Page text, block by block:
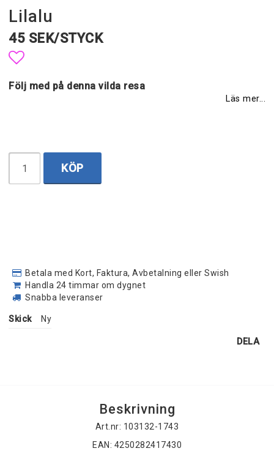
Lilalu
45 SEK/STYCK
Lägg till i favoritlistan
Följ med på denna vilda resa
Läs mer...
KÖP
Betala med Kort, Faktura, Avbetalning eller Swish
Handla 24 timmar om dygnet
Snabba leveranser
Skick Ny
DELA
Beskrivning
Art.nr: 103132-1743
EAN: 4250282417430